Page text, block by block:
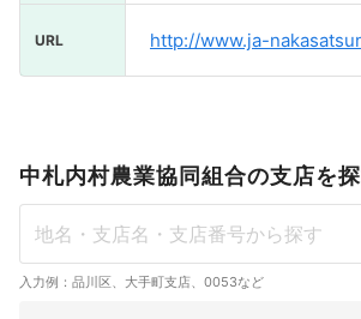
URL http://www.ja-
中札内村農業協同組合の支店を
入力例：品川区、大手町支店、0053など